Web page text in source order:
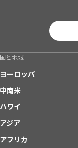
国と地域
ヨーロッパ
中南米
ハワイ
アジア
アフリカ